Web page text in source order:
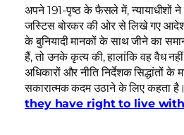
अपने 191-पृष्ठ के फैसले में, न्यायाधीशों ने
जस्टिस बोरकर की ओर से लिखे गए आदेश
के बुनियादी मानकों के साथ जीने का
हैं, तो उनके कृत्य की, हालांकि वह वैध
अधिकारों और नीति निर्देशक सिद्धांतों
सकारात्मक कदम उठाने के लिए कहता
they have right to live